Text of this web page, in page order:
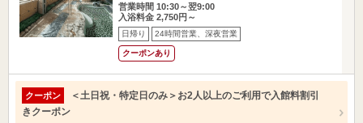
営業時間 10:30～翌9:00
入浴料金 2,750円～
日帰り 24時間営業、深夜営業
クーポンあり
クーポン
＜土日祝・特定日のみ＞お2人以上のご利用で入館料割引
きクーポン